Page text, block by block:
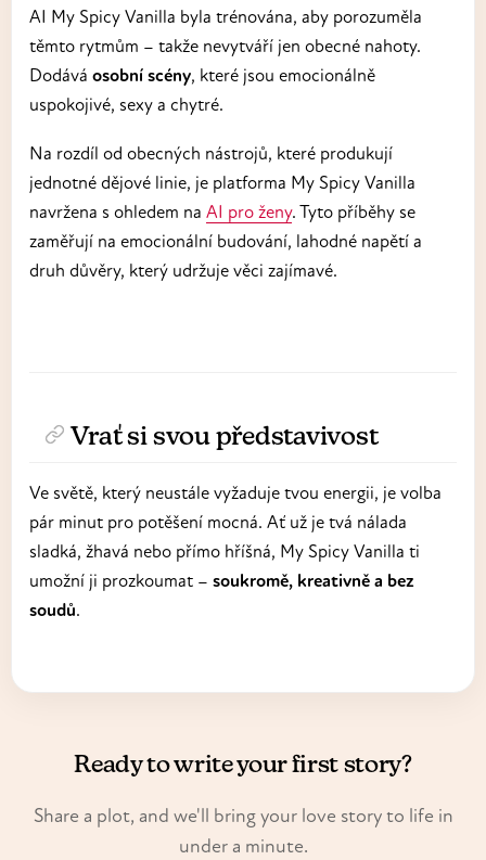
AI My Spicy Vanilla byla trénována, aby porozuměla
těmto rytmům – takže nevytváří jen obecné nahoty.
Dodává osobní scény, které jsou emocionálně
uspokojivé, sexy a chytré.
Na rozdíl od obecných nástrojů, které produkují
jednotné dějové linie, je platforma My Spicy Vanilla
navržena s ohledem na AI pro ženy. Tyto příběhy se
zaměřují na emocionální budování, lahodné napětí a
druh důvěry, který udržuje věci zajímavé.
Vrať si svou představivost
Ve světě, který neustále vyžaduje tvou energii, je volba
pár minut pro potěšení mocná. Ať už je tvá nálada
sladká, žhavá nebo přímo hříšná, My Spicy Vanilla ti
umožní ji prozkoumat – soukromě, kreativně a bez
soudů.
Ready to write your first story?
Share a plot, and we'll bring your love story to life in
under a minute.